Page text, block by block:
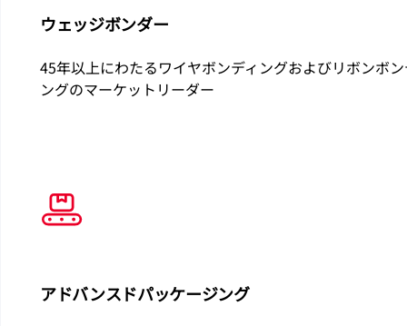
ウェッジボンダー
45年以上にわたるワイヤボンディングおよびリボンボ
ングのマーケットリーダー
アドバンスドパッケージング